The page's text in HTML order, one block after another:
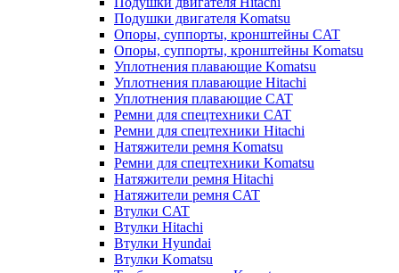
Подушки двигателя Komatsu
Опоры, суппорты, кронштейны CAT
Опоры, суппорты, кронштейны Komatsu
Уплотнения плавающие Komatsu
Уплотнения плавающие Hitachi
Уплотнения плавающие CAT
Ремни для спецтехники CAT
Ремни для спецтехники Hitachi
Натяжители ремня Komatsu
Ремни для спецтехники Komatsu
Натяжители ремня Hitachi
Натяжители ремня CAT
Втулки CAT
Втулки Hitachi
Втулки Hyundai
Втулки Komatsu